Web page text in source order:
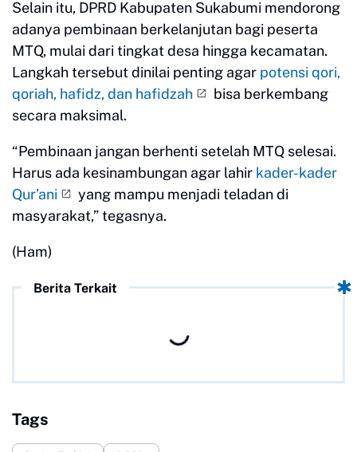
Selain itu, DPRD Kabupaten Sukabumi mendorong
adanya pembinaan berkelanjutan bagi peserta
MTQ, mulai dari tingkat desa hingga kecamatan.
Langkah tersebut dinilai penting agar potensi qori,
qoriah, hafidz, dan hafidzah
bisa berkembang
secara maksimal.
“Pembinaan jangan berhenti setelah MTQ selesai.
Harus ada kesinambungan agar lahir kader-kader
Qur’ani
yang mampu menjadi teladan di
masyarakat,” tegasnya.
(Ham)
Berita Terkait
Tags